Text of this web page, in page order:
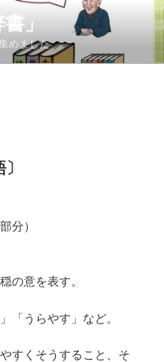
」
めました
分）
の意を表す。
「うらやす」など。
すくそうすること、そ